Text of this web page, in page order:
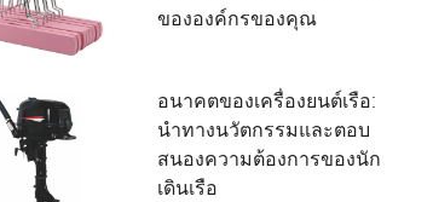
ขององค์กรของคุณ
อนาคตของเครื่องยนต์เรือ:
นำทางนวัตกรรมและตอบ
สนองความต้องการของนัก
เดินเรือ